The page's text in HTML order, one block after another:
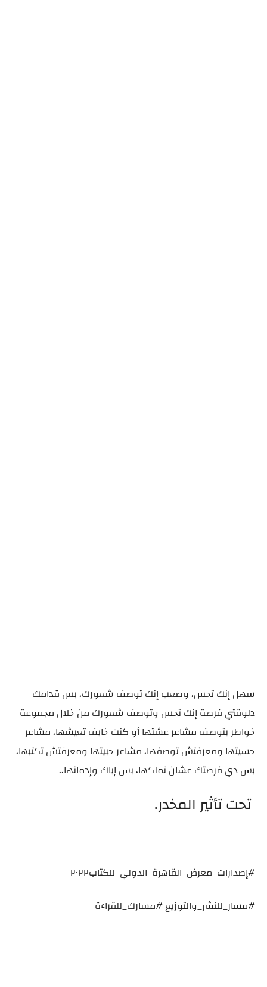
سهل إنك تحس، وصعب إنك توصف شعورك، بس قدامك
دلوقتي فرصة إنك تحس وتوصف شعورك من خلال مجموعة
خواطر بتوصف مشاعر عشتها أو كنت خايف تعيشها، مشاعر
حسيتها ومعرفتش توصفها، مشاعر حبيتها ومعرفتش تكتبها،
بس دي فرصتك عشان تملكها، بس إياك وإدمانها..
تحت تأثير المخدر.
#إصدارات_معرض_القاهرة_الدولي_للكتاب٢٠٢٢
#مسار_للنشر_والتوزيع #مسارك_للقراءة